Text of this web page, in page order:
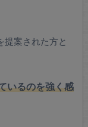
提案された方と
いるのを強く感